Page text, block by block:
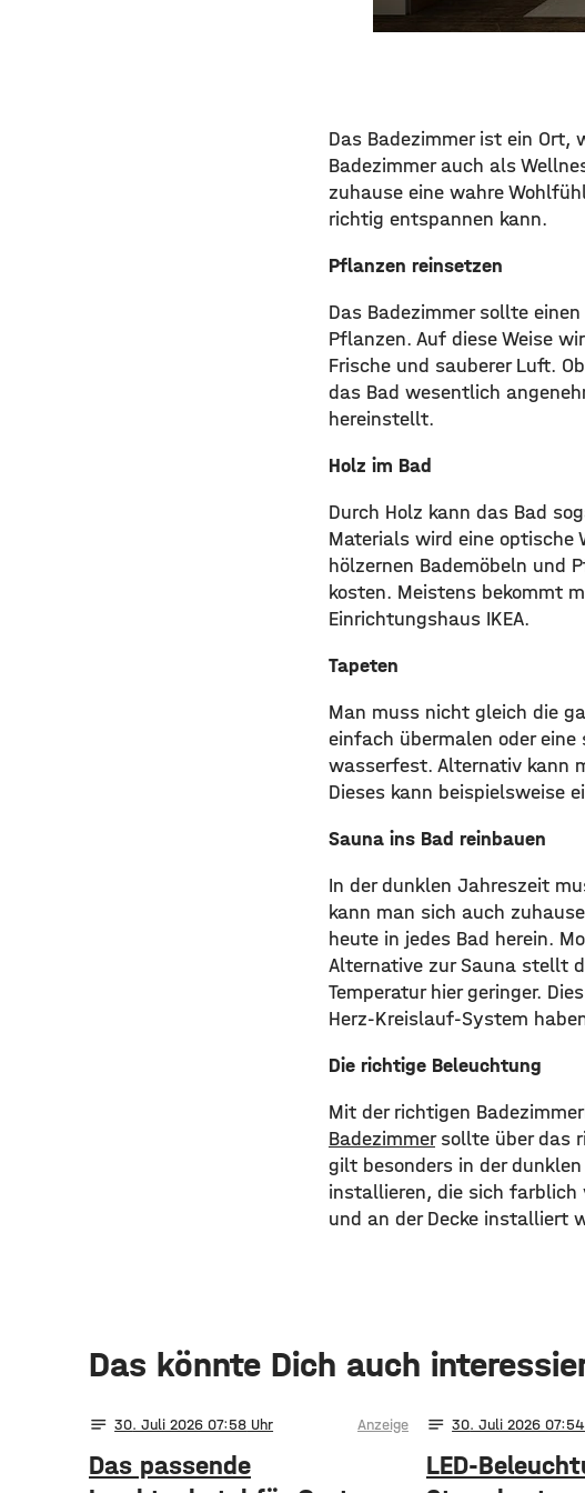
Das Badezimmer ist ein Ort,
Badezimmer auch als
zuhause eine wahre
richtig entspannen kann.
Pflanzen reinsetzen
Das Badezimmer sollte
Pflanzen. Auf diese Weise
Frische und sauberer Luft.
das Bad wesentlich
hereinstellt.
Holz im Bad
Durch Holz kann das Bad
Materials wird eine optische
hölzernen Bademöbeln und
kosten. Meistens bekommt
Einrichtungshaus IKEA.
Tapeten
Man muss nicht gleich die
einfach übermalen oder
wasserfest. Alternativ kann
Dieses kann beispielsweise
Sauna ins Bad reinbauen
In der dunklen Jahreszeit
kann man sich auch
heute in jedes Bad herein.
Alternative zur Sauna stellt
Temperatur hier geringer.
Herz-Kreislauf-System
Die richtige Beleuchtung
Mit der richtigen
Badezimmersollte über das
gilt besonders in der
installieren, die sich farblich
und an der Decke installiert
Das könnte Dich auch
notes 30. Juli 2026 07:58 Anzeige
Das passende
notes 30. Juli 2026 07:54
LED-